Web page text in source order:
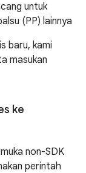
untuk
(PP) lainnya
baru, kami
masukan
ke
non-SDK
perintah